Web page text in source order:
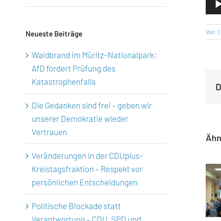
Von |
Neueste Beiträge
Waldbrand im Müritz-Nationalpark:
AfD fordert Prüfung des
Katastrophenfalls
Die Gedanken sind frei – geben wir
unserer Demokratie wieder
Vertrauen
Veränderungen in der CDUplus-
Kreistagsfraktion – Respekt vor
persönlichen Entscheidungen
Politische Blockade statt
Verantwortung – CDU, SPD und